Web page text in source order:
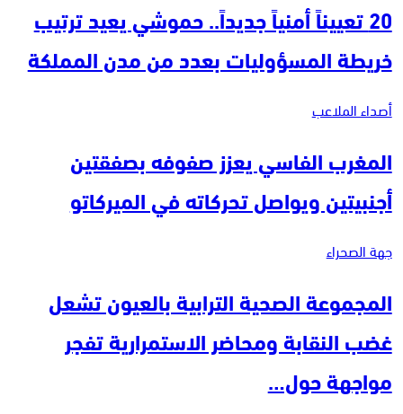
20 تعييناً أمنياً جديداً.. حموشي يعيد ترتيب
خريطة المسؤوليات بعدد من مدن المملكة
أصداء الملاعب
المغرب الفاسي يعزز صفوفه بصفقتين
أجنبيتين ويواصل تحركاته في الميركاتو
جهة الصحراء
المجموعة الصحية الترابية بالعيون تشعل
غضب النقابة ومحاضر الاستمرارية تفجر
مواجهة حول…